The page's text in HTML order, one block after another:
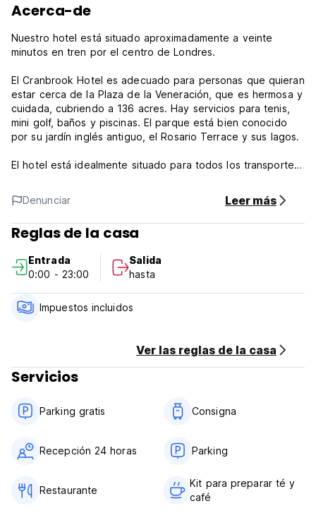
Acerca-de
Nuestro hotel está situado aproximadamente a veinte
minutos en tren por el centro de Londres.
El Cranbrook Hotel es adecuado para personas que quieran
estar cerca de la Plaza de la Veneración, que es hermosa y
cuidada, cubriendo a 136 acres. Hay servicios para tenis,
mini golf, baños y piscinas. El parque está bien conocido
por su jardín inglés antiguo, el Rosario Terrace y sus lagos.
El hotel está idealmente situado para todos los transportes
(veinte minutos a Central London). Es así, por lo tanto, una
situación ideal para visitar Londres para ver las vistas.
Diez rutas de autobús pasan por la puerta del hotel
ha sido establecido durante más de 25 años y es
administrado por los propietarios residentes. Hay parking
gratuito en el terreno del hotel.
casa para garantizar su reserva. Esto es normal política, y
cancelada.
Operamos una política de cancelación de 48 horas (Auto-
translated from original language)
Denunciar Leer más
Reglas de la casa
Entrada
0:00 - 23:00
Salida
hasta
Impuestos incluidos
Ver las reglas de la casa
Servicios
Parking gratis Consigna
Recepción 24 horas Parking
Restaurante
Kit para preparar té y
café